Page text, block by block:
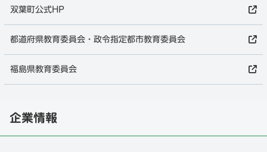
双葉町公式HP
都道府県教育委員会・政令指定都市教育委員会
福島県教育委員会
企業情報